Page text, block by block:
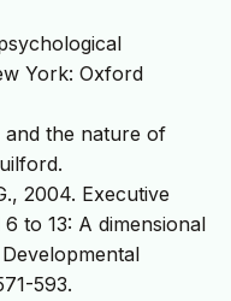
York: Oxford
and the nature of
2004. Executive
to 13: A dimensional
593.